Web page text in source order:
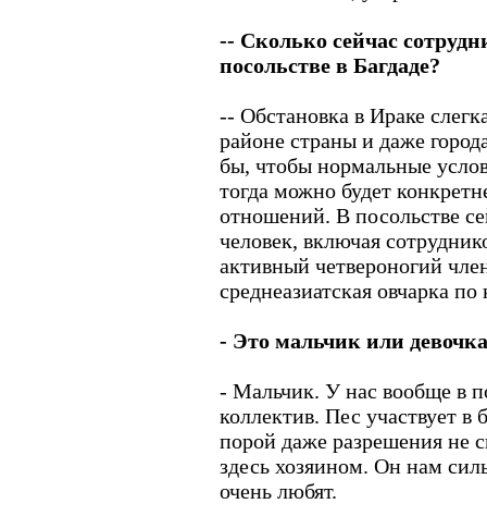
-- Сколько сейчас
посольстве в Багдаде?
-- Обстановка в Ираке
районе страны и даже
бы, чтобы нормальные
тогда можно будет
отношений. В посольстве
человек, включая
активный четвероногий
среднеазиатская овчарка
- Это мальчик или
- Мальчик. У нас вообще в
коллектив. Пес участвует
порой даже разрешения не
здесь хозяином. Он нам
очень любят.